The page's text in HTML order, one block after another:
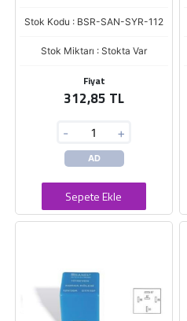
Stok Kodu : BSR-SAN-SYR-112
Stok Miktarı : Stokta Var
Fiyat
312,85 TL
- +
AD
Sepete Ekle